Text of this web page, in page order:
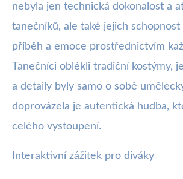
nebyla jen technická dokonalost a
tanečníků, ale také jejich schopnost
příběh a emoce prostřednictvím
Tanečníci oblékli tradiční kostýmy,
a detaily byly samo o sobě
doprovázela je autentická hudba,
celého vystoupení.
Interaktivní zážitek pro diváky